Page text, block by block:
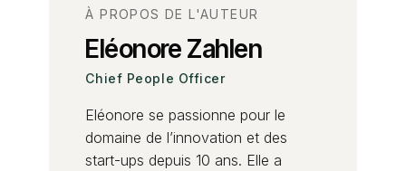
À PROPOS DE L'AUTEUR
Eléonore Zahlen
Chief People Officer
Eléonore se passionne pour le
domaine de l’innovation et des
start-ups depuis 10 ans. Elle a